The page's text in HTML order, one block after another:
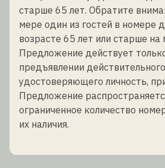
старше 65 лет. Обратите
мере один из гостей в номере
возрасте 65 лет или старше на
Предложение действует
предъявлении
удостоверяющего личность,
Предложение
ограниченное количество
их наличия.